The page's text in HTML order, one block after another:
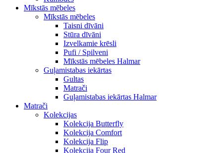
Mīkstās mēbeles
Mīkstās mēbeles
Taisni dīvāni
Stūra dīvāni
Izvelkamie krēsli
Pufi / Spilveni
Mīkstās mēbeles Halmar
Guļamistabas iekārtas
Gultas
Matrači
Guļamistabas iekārtas Halmar
Matrači
Kolekcijas
Kolekcija Butterfly
Kolekcija Comfort
Kolekcija Flip
Kolekcija Four Red